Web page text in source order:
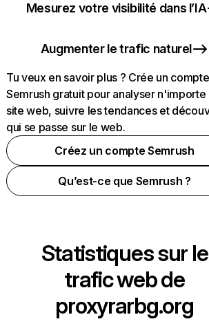
Mesurez votre visibilité dans l’IA
Augmenter le trafic naturel
Tu veux en savoir plus ? Crée un compte
Semrush gratuit pour analyser n'importe
site web, suivre les tendances et
qui se passe sur le web.
Créez un compte Semrush
Qu’est-ce que Semrush ?
Statistiques sur le
trafic web de
proxyrarbg.org